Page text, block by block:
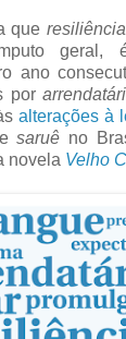
que
geral,
ano
por
alterações à
esaruê no
novela Velho